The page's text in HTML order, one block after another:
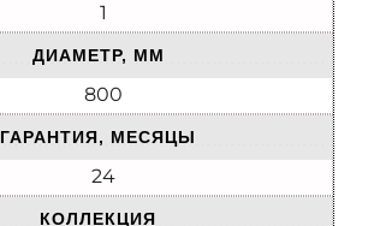
1
ДИАМЕТР, ММ
800
ГАРАНТИЯ, МЕСЯЦЫ
24
КОЛЛЕКЦИЯ